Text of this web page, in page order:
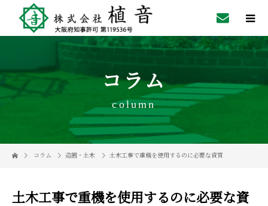
コラム
column
コラム 造園・土木 土木工事で重機を使用するのに必要な資質
土木工事で重機を使用するのに必要な資